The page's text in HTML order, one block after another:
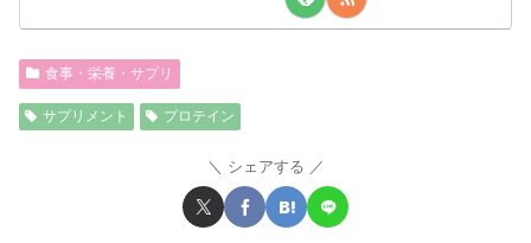
食事・栄養・サプリ
サプリメント プロテイン
シェアする